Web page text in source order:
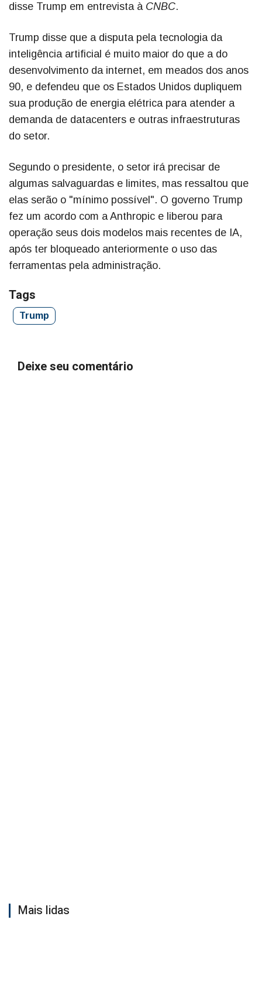
disse Trump em entrevista à CNBC.
Trump disse que a disputa pela tecnologia da
inteligência artificial é muito maior do que a do
desenvolvimento da internet, em meados dos anos
90, e defendeu que os Estados Unidos dupliquem
sua produção de energia elétrica para atender a
demanda de datacenters e outras infraestruturas
do setor.
Segundo o presidente, o setor irá precisar de
algumas salvaguardas e limites, mas ressaltou que
elas serão o "mínimo possível". O governo Trump
fez um acordo com a Anthropic e liberou para
operação seus dois modelos mais recentes de IA,
após ter bloqueado anteriormente o uso das
ferramentas pela administração.
Tags
Trump
Deixe seu comentário
Mais lidas